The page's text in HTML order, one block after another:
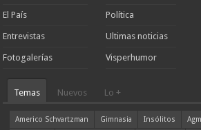
El País
Entrevistas
Fotogalerías
Política
Ultimas noticias
Visperhumor
Temas Nuevos Lo +
Americo Schvartzman Gimnasia Insólitos